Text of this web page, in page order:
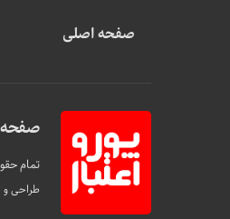
صفحه اصلی
تمام
طراحی و